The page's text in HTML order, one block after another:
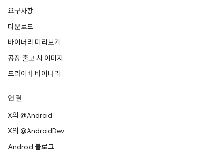
요구사항
다운로드
바이너리 미리보기
공장 출고 시 이미지
드라이버 바이너리
연결
X의 @Android
X의 @AndroidDev
Android 블로그